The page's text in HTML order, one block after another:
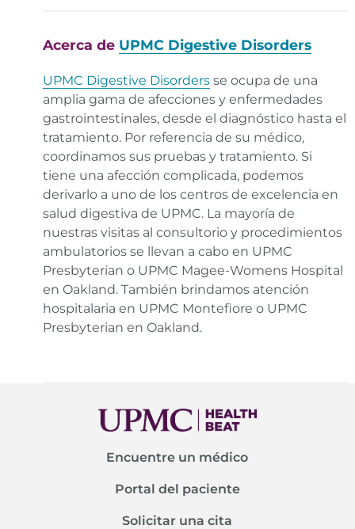
Acerca de UPMC Digestive Disorders
UPMC Digestive Disordersse ocupa de una
amplia gama de afecciones y enfermedades
gastrointestinales, desde el diagnóstico hasta el
tratamiento. Por referencia de su médico,
coordinamos sus pruebas y tratamiento. Si
tiene una afección complicada, podemos
derivarlo a uno de los centros de excelencia en
salud digestiva de UPMC. La mayoría de
nuestras visitas al consultorio y procedimientos
ambulatorios se llevan a cabo en UPMC
Presbyterian o UPMC Magee-Womens Hospital
en Oakland. También brindamos atención
hospitalaria en UPMC Montefiore o UPMC
Presbyterian en Oakland.
Encuentre un médico
Portal del paciente
Solicitar una cita